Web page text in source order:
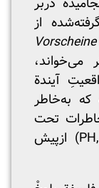
دربر
از
Vorscheine
می‌خواند،
آیندة
که به‌خاطر
تحت
عنوان «آگاهی پیش‌نگرانه» (PH, 43) ازپیش